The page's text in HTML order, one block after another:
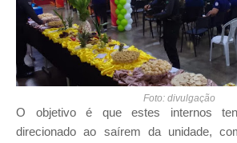
Foto: divulgação
O objetivo é que estes internos
direcionado ao saírem da unidade,